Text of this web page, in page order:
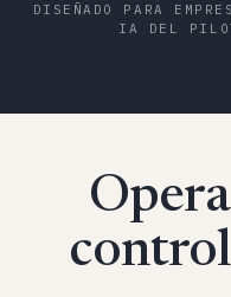
DISEÑADO PARA
IA DEL